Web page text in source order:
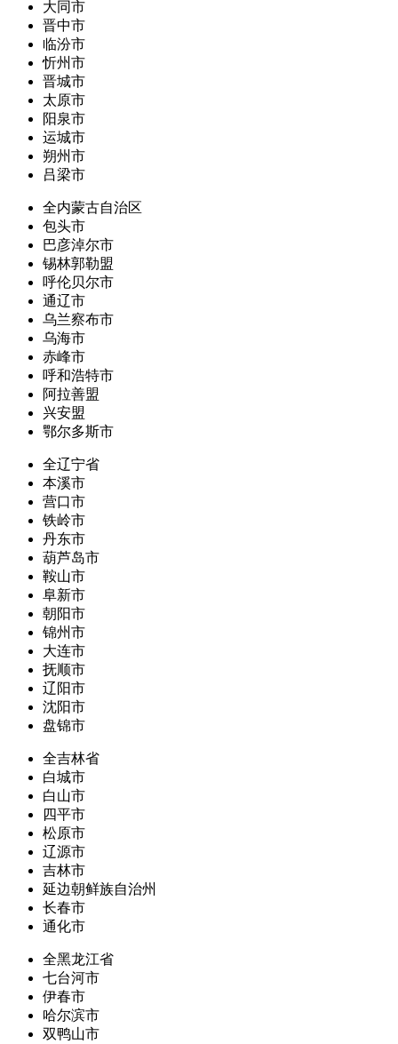
大同市
晋中市
临汾市
忻州市
晋城市
太原市
阳泉市
运城市
朔州市
吕梁市
全内蒙古自治区
包头市
巴彦淖尔市
锡林郭勒盟
呼伦贝尔市
通辽市
乌兰察布市
乌海市
赤峰市
呼和浩特市
阿拉善盟
兴安盟
鄂尔多斯市
全辽宁省
本溪市
营口市
铁岭市
丹东市
葫芦岛市
鞍山市
阜新市
朝阳市
锦州市
大连市
抚顺市
辽阳市
沈阳市
盘锦市
全吉林省
白城市
白山市
四平市
松原市
辽源市
吉林市
延边朝鲜族自治州
长春市
通化市
全黑龙江省
七台河市
伊春市
哈尔滨市
双鸭山市